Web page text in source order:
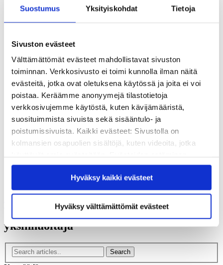
Suostumus Yksityiskohdat Tietoja
Sivuston evästeet
Välttämättömät evästeet mahdollistavat sivuston
toiminnan. Verkkosivusto ei toimi kunnolla ilman näitä
evästeitä, jotka ovat oletuksena käytössä ja joita ei voi
poistaa. Keräämme anonyymejä tilastotietoja
verkkosivujemme käytöstä, kuten kävijämääristä,
suosituimmista sivuista sekä sisääntulo- ja
poistumissivuista. Kaikki evästeet: Sivustolla on
kolmansien osapuolien sisältöjä, kuten videoita, jotka
saattaa estää näiden sisältöjen näkymisen.
Hyväksymällä kaikki evästeet varmistat, että kaikki
sisältö on käytettävissäsi.
Hyväksy kaikki evästeet
Hyväksy välttämättömät evästeet
Sivistysviikko
Sivistyksen pelottomat -blogi
Oppiminen
Tapahtumat
Tilauskurssit
Säätiö
Säännöt
Vuosikertomukset
Historia
Sivistyspalkinto
Töihin meille?
Turvallisemman tilan periaatteet
Yhteystiedot
Kvs-säätiön verkkokauppa
Yhteystiedot
yksinhuoltaja